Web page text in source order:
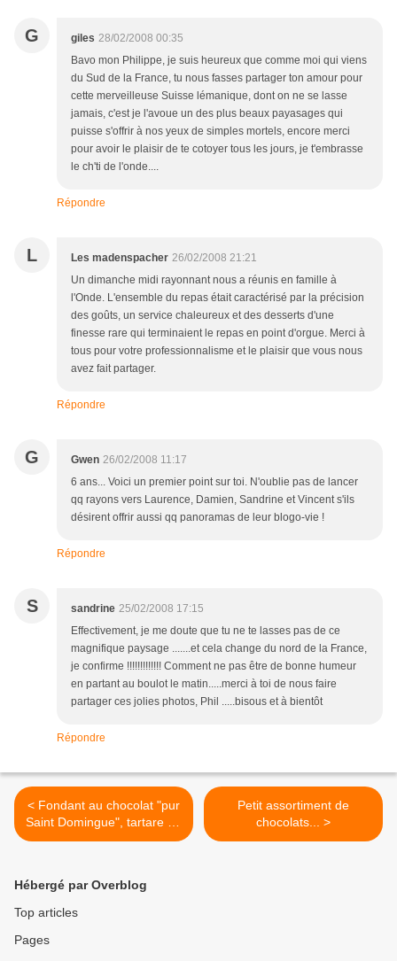
G giles 28/02/2008 00:35
Bavo mon Philippe, je suis heureux que comme moi qui viens
du Sud de la France, tu nous fasses partager ton amour pour
cette merveilleuse Suisse lémanique, dont on ne se lasse
jamais, c'est je l'avoue un des plus beaux payasages qui
puisse s'offrir à nos yeux de simples mortels, encore merci
pour avoir le plaisir de te cotoyer tous les jours, je t'embrasse
le ch'ti de l'onde....
Répondre
L Les madenspacher 26/02/2008 21:21
Un dimanche midi rayonnant nous a réunis en famille à
l'Onde. L'ensemble du repas était caractérisé par la précision
des goûts, un service chaleureux et des desserts d'une
finesse rare qui terminaient le repas en point d'orgue. Merci à
tous pour votre professionnalisme et le plaisir que vous nous
avez fait partager.
Répondre
G Gwen 26/02/2008 11:17
6 ans... Voici un premier point sur toi. N'oublie pas de lancer
qq rayons vers Laurence, Damien, Sandrine et Vincent s'ils
désirent offrir aussi qq panoramas de leur blogo-vie !
Répondre
S sandrine 25/02/2008 17:15
Effectivement, je me doute que tu ne te lasses pas de ce
magnifique paysage .......et cela change du nord de la France,
je confirme !!!!!!!!!!!!! Comment ne pas être de bonne humeur
en partant au boulot le matin.....merci à toi de nous faire
partager ces jolies photos, Phil .....bisous et à bientôt
Répondre
< Fondant au chocolat "pur
Saint Domingue", tartare de
fruits exotiques et sorbet
Petit assortiment de
chocolats... >
Hébergé par Overblog
Top articles
Pages